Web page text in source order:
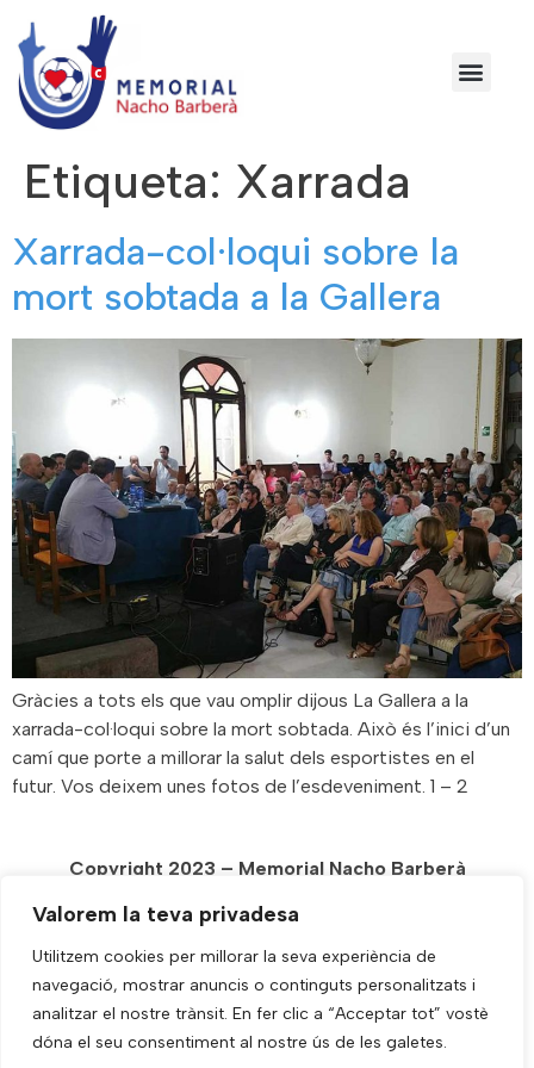
Valorem la teva privadesa
Utilitzem cookies per millorar la seva experiència de
navegació, mostrar anuncis o continguts personalitzats i
analitzar el nostre trànsit. En fer clic a “Acceptar tot” vostè
dóna el seu consentiment al nostre ús de les galetes.
Etiqueta: Xarrada
Xarrada-col·loqui sobre la
mort sobtada a la Gallera
Gràcies a tots els que vau omplir dijous La Gallera a la
xarrada-col·loqui sobre la mort sobtada. Això és l’inici d’un
camí que porte a millorar la salut dels esportistes en el
futur. Vos deixem unes fotos de l’esdeveniment. 1 – 2
Copyright 2023 – Memorial Nacho Barberà